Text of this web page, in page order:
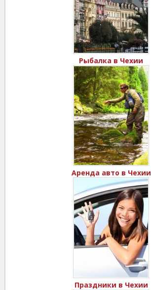
Рыбалка в Чехии
Аренда авто в Чехии
Праздники в Чехии